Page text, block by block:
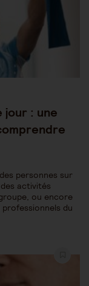
jour : une
personnes sur
activités
ou encore
professionnels du